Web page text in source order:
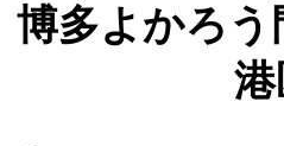
博多よかろう